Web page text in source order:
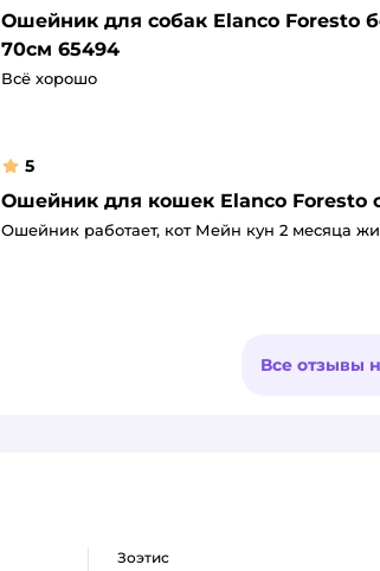
Ошейник для собак Elanco Foresto
70см 65494
Всё хорошо
5
Ошейник для кошек Elanco Foresto
Ошейник работает, кот Мейн кун 2 месяца
Все отзывы
Зоэтис